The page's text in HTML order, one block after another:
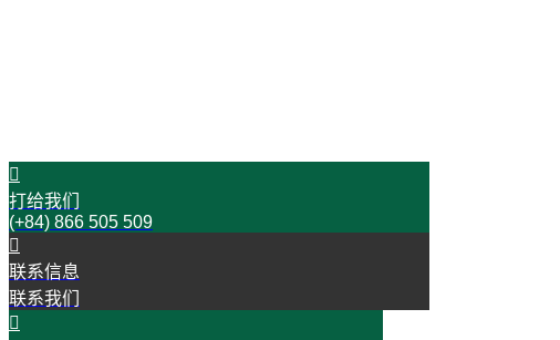
打给我们
(+84) 866 505 509
联系信息
联系我们